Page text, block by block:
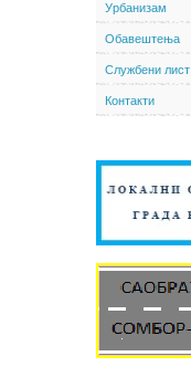
Урбанизам
Обавештења
Службени лист
Контакти